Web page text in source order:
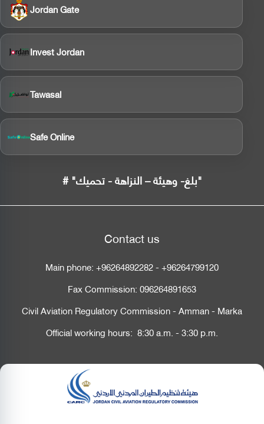
Jordan Gate
Invest Jordan
Tawasal
Safe Online
# "بلغ- وهيئة – النزاهة - تحميك"
Contact us
Main phone:+96264892282-+96264799120
Fax Commission:096264891653
Civil Aviation Regulatory Commission - Amman - Marka
Official working hours: 8:30 a.m. - 3:30 p.m.